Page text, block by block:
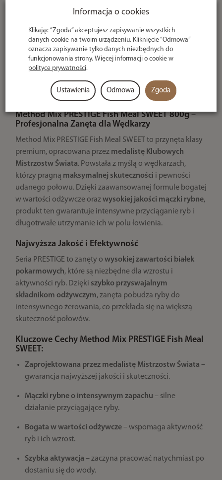
Method Mix PRESTIGE Fish Meal SWEET 800g –
Profesjonalna Zanęta dla Wędkarzy
Method Mix PRESTIGE Fish Meal SWEET to przynęta klasy
premium, opracowana przez medalistę Klubowych
Mistrzostw Świata. Powstała z myślą o wędkarzach,
którzy pragną maksymalnej skuteczności i pewności
udanego połowu. Dzięki zaawansowanej formule bogatej
w wartości odżywcze orazwysokiej jakości mączki rybne,
produkt ten gwarantuje intensywne przyciąganie ryb i
długotrwałe utrzymanie ich w polu łowienia.
Najwyższa Jakość i Efektywność
Seria PRESTIGE to zanęty o wysokiej zawartości białek
pokarmowych, które są niezbędne dla wzrostu i
aktywności ryb. Dzięki szybko przyswajalnym
składnikom odżywczym, zanęta pobudza ryby do
intensywnego żerowania, co przekłada się na większą
skuteczność połowów.
Kluczowe Cechy Method Mix PRESTIGE Fish Meal
SWEET:
Zaprojektowana przez medalistę Mistrzostw Świata –
gwarancja najwyższej jakości i skuteczności.
Mączki rybne o intensywnym zapachu – silne
działanie przyciągające ryby.
Bogata w wartości odżywcze– wspomaga aktywność
ryb i ich wzrost.
Szybka aktywacja – zaczyna pracować natychmiast po
dostaniu się do wody.
Informacja o cookies
Klikając “Zgoda” akceptujesz zapisywanie wszystkich
danych cookie na twoim urządzeniu. Kliknięcie “Odmowa”
oznacza zapisywanie tylko danych niezbędnych do
funkcjonowania strony. Więcej informacji o cookie w
polityce prywatności.
Ustawienia Odmowa Zgoda